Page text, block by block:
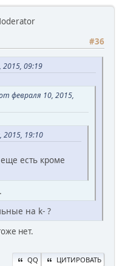
#36
09:19
февраля 10, 2015,
19:10
есть кроме
на k- ?
нет.
QQ ЦИТИРОВАТЬ